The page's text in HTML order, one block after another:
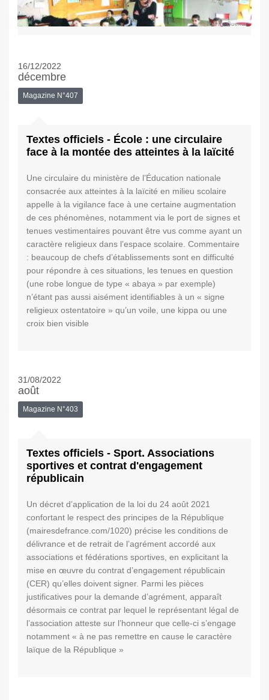
© Thierry Guerraz
16/12/2022
décembre
Magazine N°407
Textes officiels - École : une circulaire
face à la montée des atteintes à la laïcité
Une circulaire du ministère de l’Éducation nationale
consacrée aux atteintes à la laïcité en milieu scolaire
appelle à la vigilance face à une certaine augmentation
de ces phénomènes, notamment via le port de signes et
tenues vestimentaires pouvant être vus comme ayant un
caractère religieux dans l’espace scolaire. Commentaire
: beaucoup de chefs d’établissements sont en difficulté
pour répondre à ces situations, les tenues en question
(une robe longue de type « abaya » par exemple)
n’étant pas aussi aisément identifiables à un « signe
religieux ostentatoire » qu’un voile, une kippa ou une
croix bien visible
31/08/2022
août
Magazine N°403
Textes officiels - Sport. Associations
sportives et contrat d'engagement
républicain
Un décret d’application de la loi du 24 août 2021
confortant le respect des principes de la République
(mairesdefrance.com/1020) précise les conditions de
délivrance et de retrait de l’agrément accordé aux
associations et fédérations sportives, en explicitant la
mise en œuvre du contrat d’engagement républicain
(CER) qu’elles doivent signer. Parmi les pièces
justificatives pour la demande d’agrément, apparaît
désormais ce contrat par lequel le représentant légal de
l’association atteste sur l’honneur que celle-ci s’engage
notamment « à ne pas remettre en cause le caractère
laïque de la République »